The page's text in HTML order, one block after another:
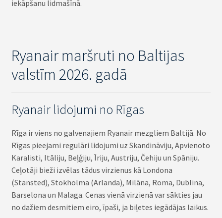
iekāpšanu lidmašīnā.
Ryanair maršruti no Baltijas
valstīm 2026. gadā
Ryanair lidojumi no Rīgas
Rīga ir viens no galvenajiem Ryanair mezgliem Baltijā. No
Rīgas pieejami regulāri lidojumi uz Skandināviju, Apvienoto
Karalisti, Itāliju, Beļģiju, Īriju, Austriju, Čehiju un Spāniju.
Ceļotāji bieži izvēlas tādus virzienus kā Londona
(Stansted), Stokholma (Arlanda), Milāna, Roma, Dublina,
Barselona un Malaga. Cenas vienā virzienā var sākties jau
no dažiem desmitiem eiro, īpaši, ja biļetes iegādājas laikus.